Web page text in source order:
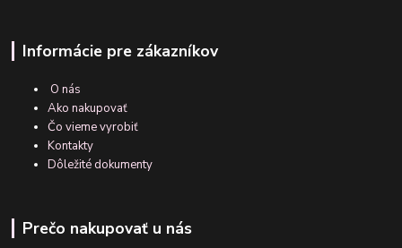
Informácie pre zákazníkov
O nás
Ako nakupovať
Čo vieme vyrobiť
Kontakty
Dôležité dokumenty
Prečo nakupovať u nás